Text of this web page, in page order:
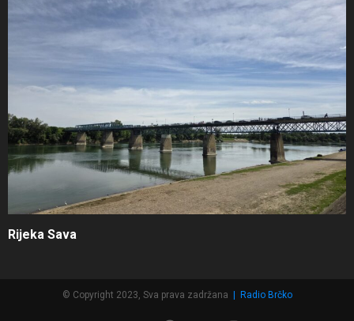
Rijeka Sava
© Copyright 2023, Sva prava zadržana Radio Brčko